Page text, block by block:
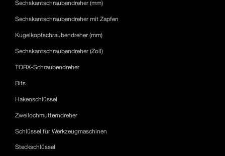
Sechskantschraubendreher (mm)
Sechskantschraubendreher mit Zapfen
Kugelkopfschraubendreher (mm)
Sechskantschraubendreher (Zoll)
TORX-Schraubendreher
Bits
Hakenschlüssel
Zweilochmutterndreher
Schlüssel für Werkzeugmaschinen
Steckschlüssel